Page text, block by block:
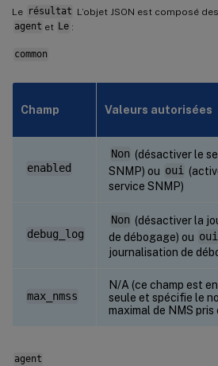
Le résultat L’objet JSON est composé
agent et Le :
common
Champ Valeurs autorisées
enabled
Non (désactiver le
SNMP) ou oui
service SNMP)
debug_log
Non (désactiver la
de débogage) ou oui
journalisation de
max_nmss
N/A (ce champ est
seule et spécifie le
maximal de NMS pris
agent